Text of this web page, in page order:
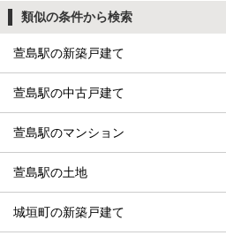
類似の条件から検索
萱島駅の新築戸建て
萱島駅の中古戸建て
萱島駅のマンション
萱島駅の土地
城垣町の新築戸建て